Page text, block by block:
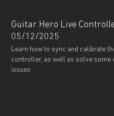
Guitar Hero Live
05/12/2025
Learn how to sync and calibrate
controller, as well as solve some
issues